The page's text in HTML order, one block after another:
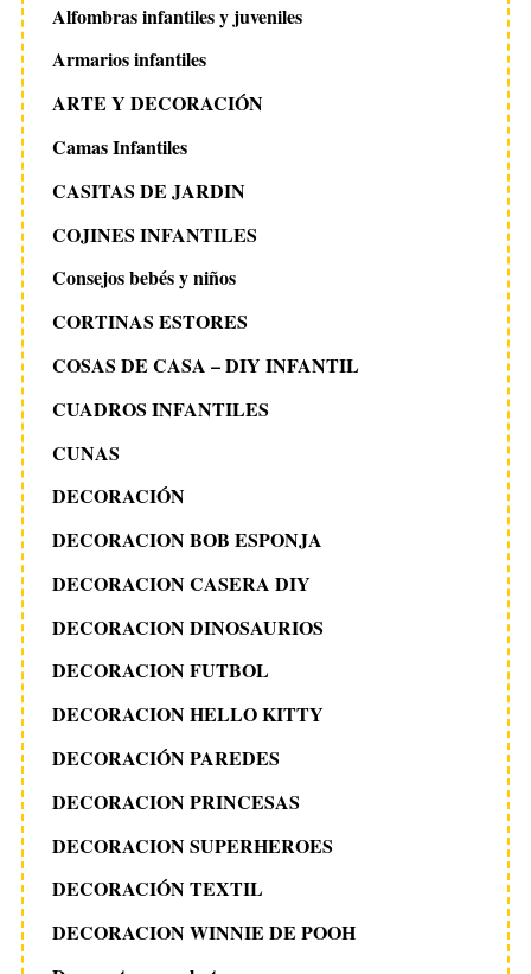
Alfombras infantiles y juveniles
Armarios infantiles
ARTE Y DECORACIÓN
Camas Infantiles
CASITAS DE JARDIN
COJINES INFANTILES
Consejos bebés y niños
CORTINAS ESTORES
COSAS DE CASA – DIY INFANTIL
CUADROS INFANTILES
CUNAS
DECORACIÓN
DECORACION BOB ESPONJA
DECORACION CASERA DIY
DECORACION DINOSAURIOS
DECORACION FUTBOL
DECORACION HELLO KITTY
DECORACIÓN PAREDES
DECORACION PRINCESAS
DECORACION SUPERHEROES
DECORACIÓN TEXTIL
DECORACION WINNIE DE POOH